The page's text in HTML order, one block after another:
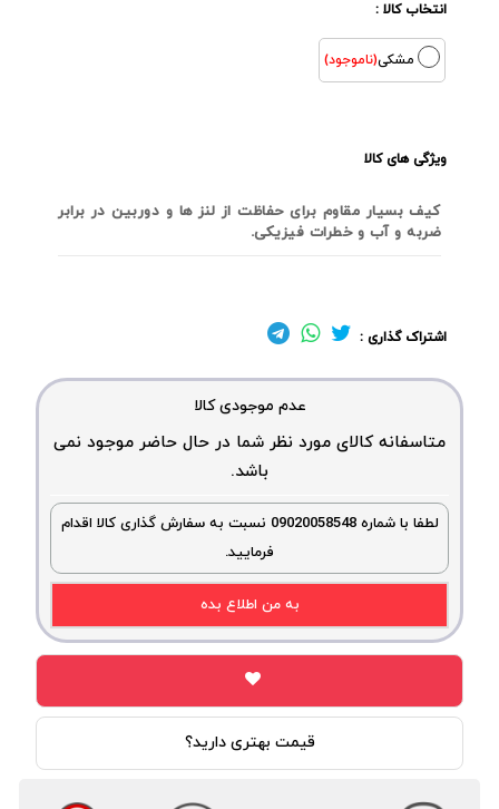
انتخاب کالا :
مشکی(ناموجود)
ویژگی های کالا
کیف بسیار مقاوم برای حفاظت از لنز ها و دوربین در برابر
ضربه و آب و خطرات فیزیکی.
اشتراک گذاری :
عدم موجودی کالا
متاسفانه کالای مورد نظر شما در حال حاضر موجود نمی
باشد.
لطفا با شماره 09020058548 نسبت به سفارش گذاری کالا اقدام
فرمایید.
به من اطلاع بده
قیمت بهتری دارید؟